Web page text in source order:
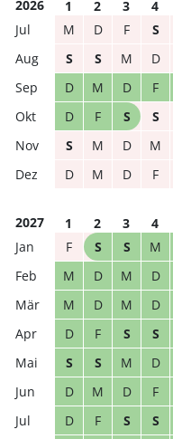
2026 1 2 3 4
M
D F S
S
S M D
D
M D F
D
F S S
S
M D M
D
M D F
2027 1 2 3 4
F
S S M
M
D M D
M
D M D
D
F S S
S
S M D
D
M D F
D
F S S